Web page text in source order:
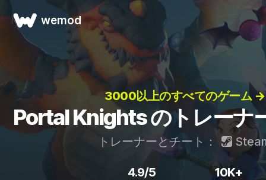
wemod
3000以上のすべてのゲーム →
Portal Knights のトレーナ
トレーナーとチート：
4.9/5 10K+